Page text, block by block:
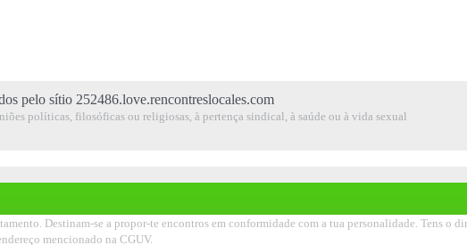
pelo sítio 252486.love.rencontreslocales.com
políticas, filosóficas ou religiosas, à pertença sindical, à saúde ou à vida sexual
Destinam-se a propor-te encontros em conformidade com a tua personalidade. Tens o
mencionado na CGUV.